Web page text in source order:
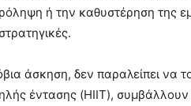
ή την καθυστέρηση
άσκηση, δεν παραλείπει να
έντασης (HIIT),